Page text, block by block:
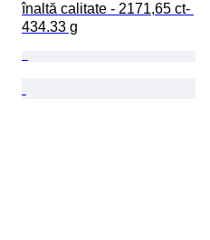
înaltă calitate - 2171,65 ct-
434.33 g